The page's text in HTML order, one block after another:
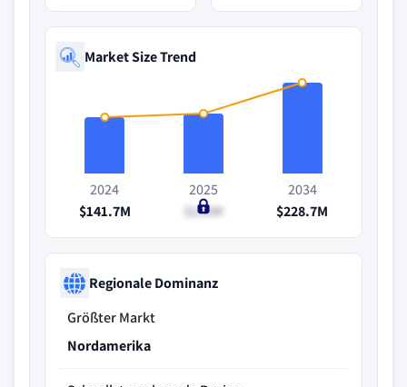
Market Size Trend
2024
$141.7M
2025
$150M
2034
$228.7M
Regionale Dominanz
Größter Markt
Nordamerika